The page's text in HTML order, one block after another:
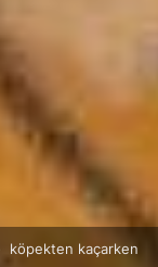
köpekten kaçarken